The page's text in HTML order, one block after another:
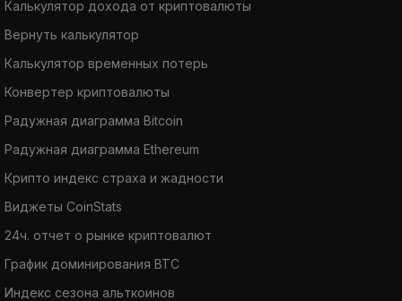
Калькулятор дохода от криптовалюты
Вернуть калькулятор
Калькулятор временных потерь
Конвертер криптовалюты
Радужная диаграмма Bitcoin
Радужная диаграмма Ethereum
Крипто индекс страха и жадности
Виджеты CoinStats
24ч. отчет о рынке криптовалют
График доминирования BTC
Индекс сезона альткоинов